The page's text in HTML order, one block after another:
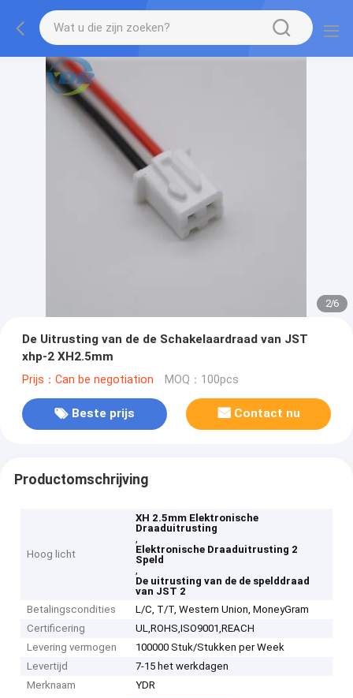
2/6
De Uitrusting van de de Schakelaardraad van JST
xhp-2 XH2.5mm
Prijs：Can be negotiation MOQ：100pcs
Beste prijs Contact nu
Productomschrijving
Hoog licht
XH 2.5mm Elektronische
Draaduitrusting
,
Elektronische Draaduitrusting 2
Speld
,
De uitrusting van de de spelddraad
van JST 2
Betalingscondities
L/C, T/T, Western Union, MoneyGram
Certificering
UL,ROHS,ISO9001,REACH
Levering vermogen
100000 Stuk/Stukken per Week
Levertijd
7-15 het werkdagen
Merknaam
YDR